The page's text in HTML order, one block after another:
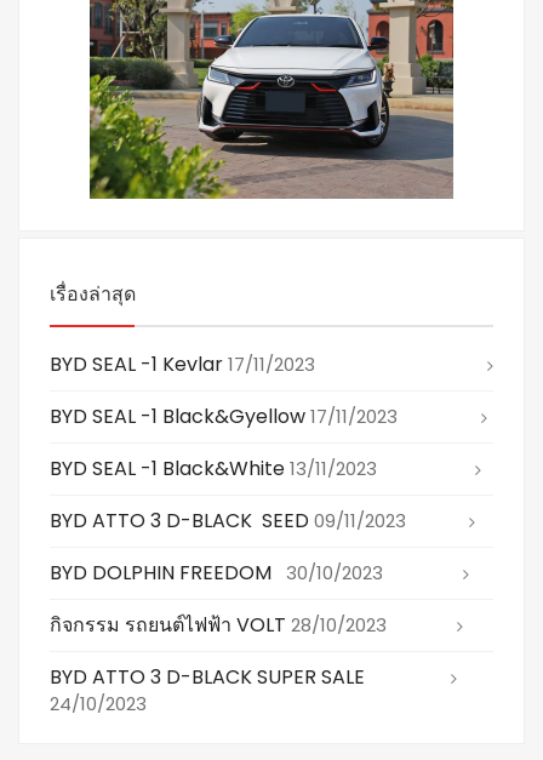
เรื่องล่าสุด
BYD SEAL -1 Kevlar17/11/2023
BYD SEAL -1 Black&gyellow17/11/2023
BYD SEAL -1 Black&white13/11/2023
BYD ATTO 3 D-BLACK SEED09/11/2023
BYD DOLPHIN FREEDOM 30/10/2023
กิจกรรม รถยนต์ไฟฟ้า VOLT 28/10/2023
BYD ATTO 3 D-BLACK SUPER SALE
24/10/2023